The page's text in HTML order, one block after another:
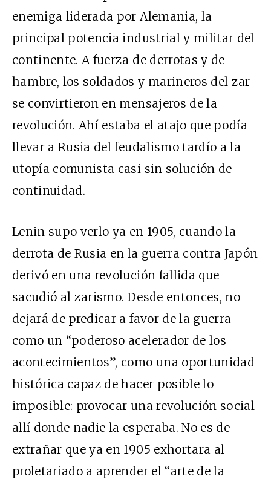
enemiga liderada por Alemania, la
principal potencia industrial y militar del
continente. A fuerza de derrotas y de
hambre, los soldados y marineros del zar
se convirtieron en mensajeros de la
revolución. Ahí estaba el atajo que podía
llevar a Rusia del feudalismo tardío a la
utopía comunista casi sin solución de
continuidad.
Lenin supo verlo ya en 1905, cuando la
derrota de Rusia en la guerra contra Japón
derivó en una revolución fallida que
sacudió al zarismo. Desde entonces, no
dejará de predicar a favor de la guerra
como un “poderoso acelerador de los
acontecimientos”, como una oportunidad
histórica capaz de hacer posible lo
imposible: provocar una revolución social
allí donde nadie la esperaba. No es de
extrañar que ya en 1905 exhortara al
proletariado a aprender el “arte de la